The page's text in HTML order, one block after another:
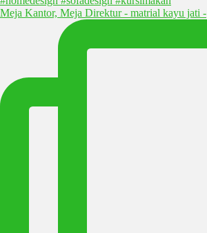
Meja Kantor, Meja Direktur - matrial kayu jati -